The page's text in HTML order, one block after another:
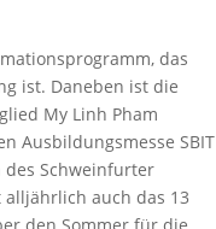
das
ist. Daneben ist die
My Linh Pham
Ausbildungsmesse SBIT
Schweinfurter
alljährlich auch das 13